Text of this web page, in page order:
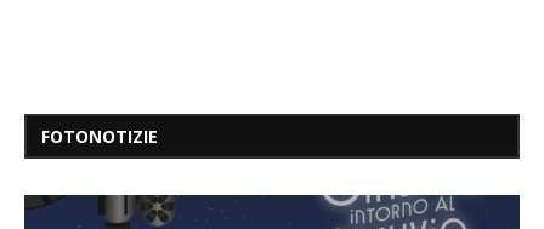
FOTONOTIZIE